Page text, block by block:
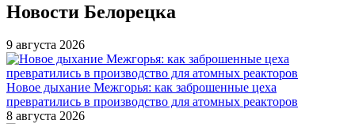
Новости Белорецка
9 августа 2026
Новое дыхание Межгорья: как заброшенные цеха
превратились в производство для атомных реакторов
8 августа 2026